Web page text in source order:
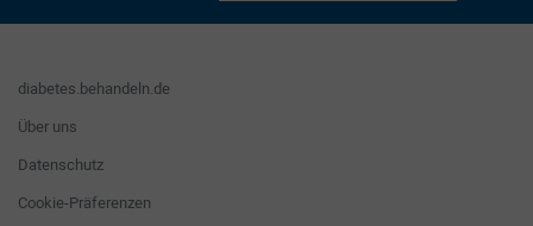
diabetes.behandeln.de
Über uns
Datenschutz
Cookie-Präferenzen